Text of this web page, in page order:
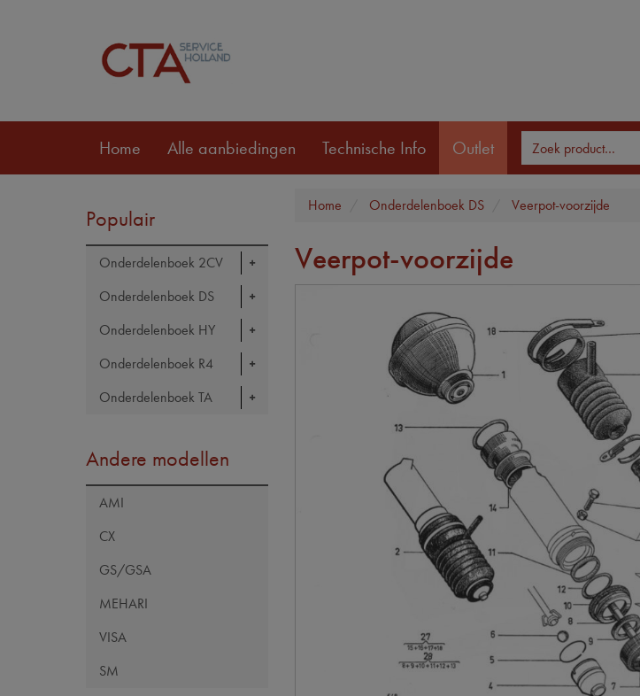
Home Alle aanbiedingen Technische Info Outlet
Populair
Onderdelenboek 2CV
Onderdelenboek DS
Onderdelenboek HY
Onderdelenboek R4
Onderdelenboek TA
Andere modellen
AMI
CX
GS/GSA
MEHARI
VISA
SM
Home Onderdelenboek DS Veerpot-voorzijde
Veerpot-voorzijde